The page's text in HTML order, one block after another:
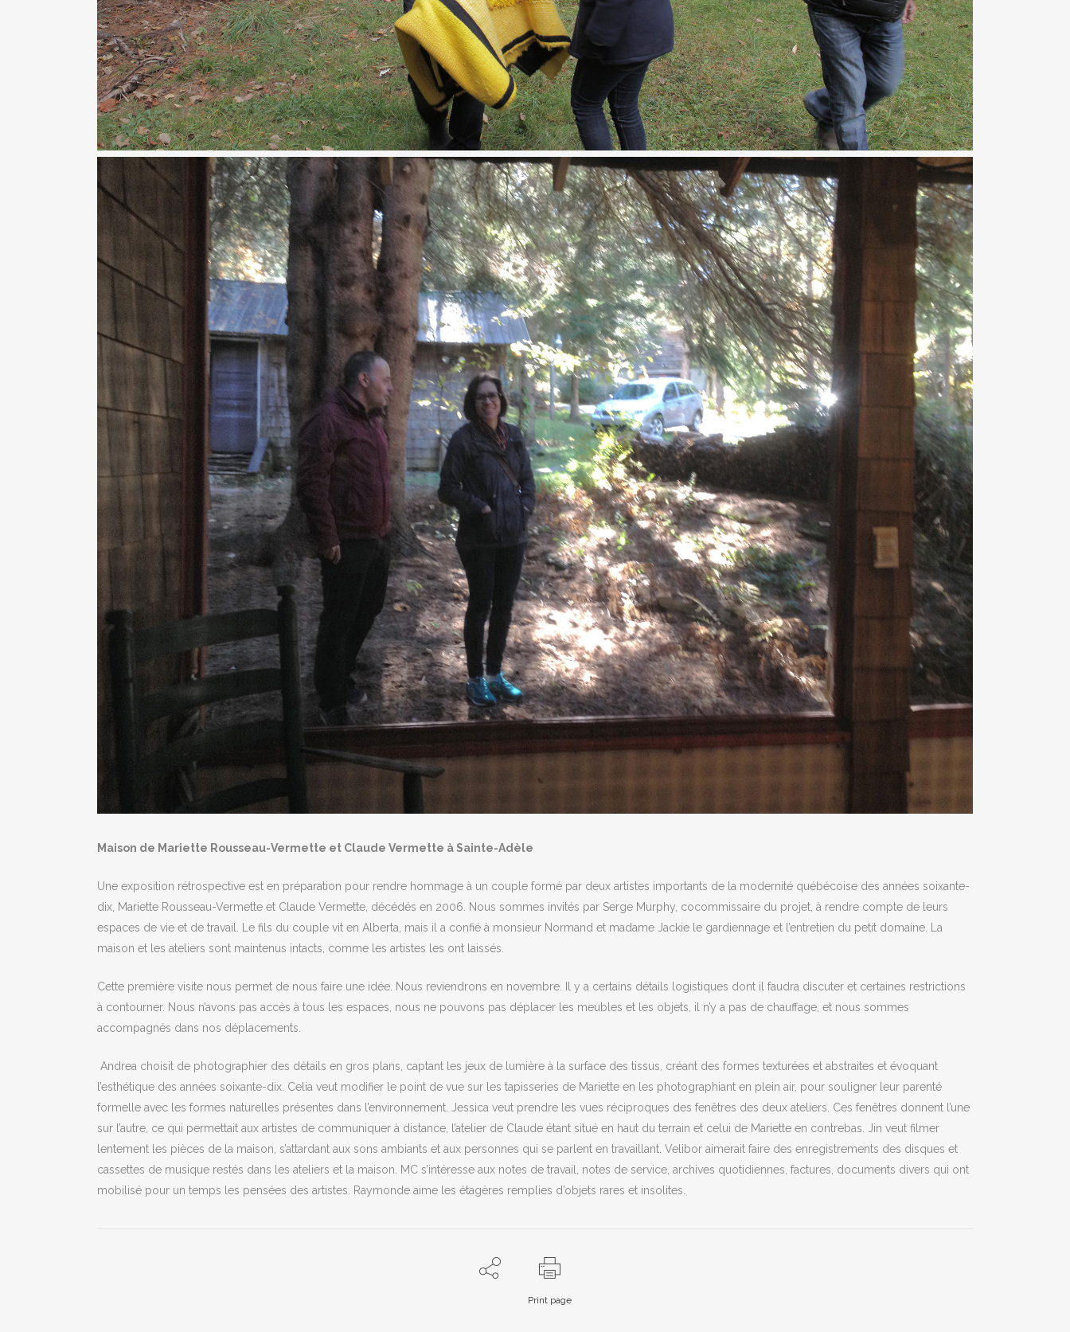
Maison de Mariette Rousseau-Vermette et Claude Vermette àSainte-Ad èle
Une exposition rétrospective est en préparation pour rendre hommage à un couple formé par deux artistes importants de la modernité québécoise des années soixante-
dix, Mariette Rousseau-Vermette et Claude Vermette, décédés en 2006. Nous sommes invités par Serge Murphy, cocommissaire du projet, à rendre compte de leurs
espaces de vie et de travail. Le fils du couple vit en Alberta, mais il a confié à monsieur Normand et madame Jackie le gardiennage et l’entretien du petit domaine. La
maison et les ateliers sont maintenus intacts, comme les artistes les ont laissés.
Cette première visite nous permet de nous faire une idée. Nous reviendrons en novembre. Il y a certains détails logistiques dont il faudra discuter et certaines restrictions
à contourner. Nous n’avons pas accès à tous les espaces, nous ne pouvons pas déplacer les meubles et les objets, il n’y a pas de chauffage, et nous sommes
accompagnés dans nos déplacements.
Andrea choisit de photographier des détails en gros plans, captant les jeux de lumière à la surface des tissus, créant des formes texturées et abstraites et évoquant
l’esthétique des années soixante-dix. Celia veut modifier le point de vue sur les tapisseries de Mariette en les photographiant en plein air, pour souligner leur parenté
formelle avec les formes naturelles présentes dans l’environnement. Jessica veut prendre les vues réciproques des fenêtres des deux ateliers. Ces fenêtres donnent l’une
sur l’autre, ce qui permettait aux artistes de communiquer à distance, l’atelier de Claude étant situé en haut du terrain et celui de Mariette en contrebas. Jin veut filmer
lentement les pièces de la maison, s’attardant aux sons ambiants et aux personnes qui se parlent en travaillant. Velibor aimerait faire des enregistrements des disques et
cassettes de musique restés dans les ateliers et la maison. MC s’intéresse aux notes de travail, notes de service, archives quotidiennes, factures, documents divers qui ont
mobilisé pour un temps les pensées des artistes.
Raymonde aime les étagères remplies d’objets rares et insolites.
Print page